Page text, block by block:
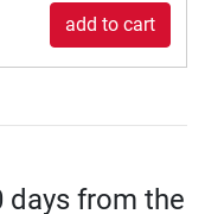
add to cart
days from the